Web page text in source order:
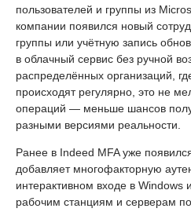
пользователей и группы из
компании появился новый
группы или учётную запись
в облачный сервис без ручной
распределённых организаций,
происходят регулярно, это не
операций — меньше шансов
разными версиями реальности.
Ранее в Indeed MFA уже
добавляет многофакторную
интерактивном входе в
рабочим станциям и серверам по